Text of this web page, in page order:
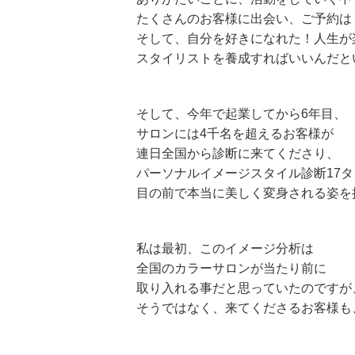
たくさんのお客様に出会い、ご予約
そして、自分を好きになれた！人生
スタイリストを養成すればいいんだ
そして、今年で起業してから6年目、
サロンには4千名を超えるお客様が
連日全国から診断に来てくださり、
パーソナルイメージスタイル診断17
目の前で本当に美しく変身される姿
私は最初、このイメージ分析は
全国のカラーサロンが当たり前に
取り入れる事だと思っていたのですが
そうではなく、来てくださるお客様も